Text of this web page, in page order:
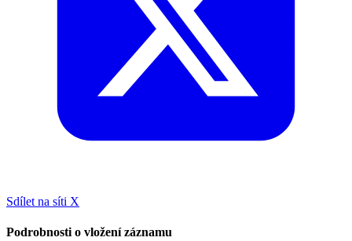
Sdílet na síti X
Podrobnosti o vložení záznamu